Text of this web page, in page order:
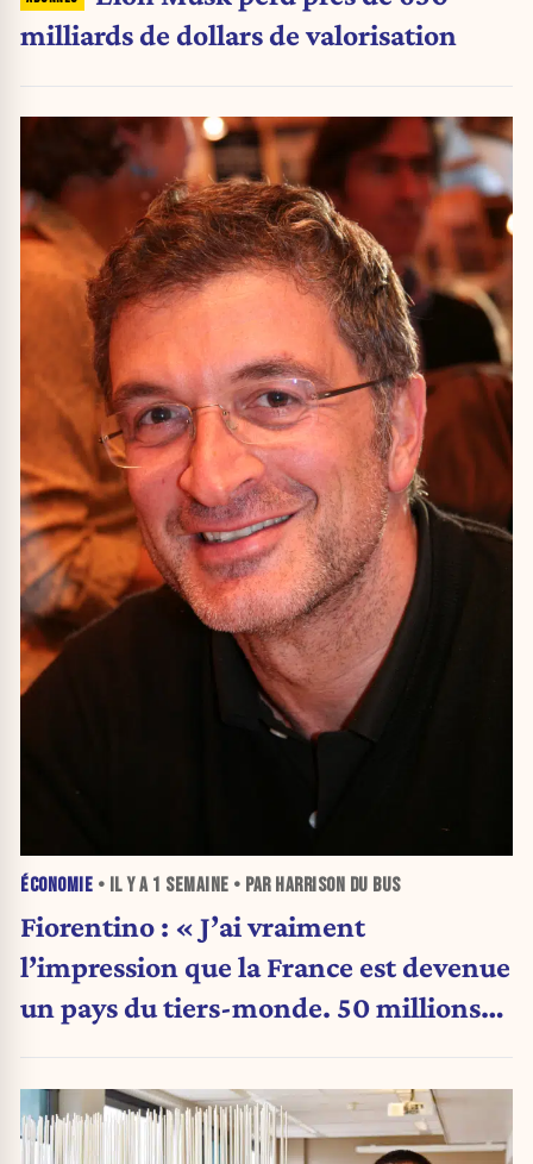
milliards de dollars de valorisation
ÉCONOMIE • IL Y A 1 SEMAINE • PAR HARRISON DU BUS
Fiorentino : « J’ai vraiment
l’impression que la France est devenue
un pays du tiers-monde. 50 millions
»